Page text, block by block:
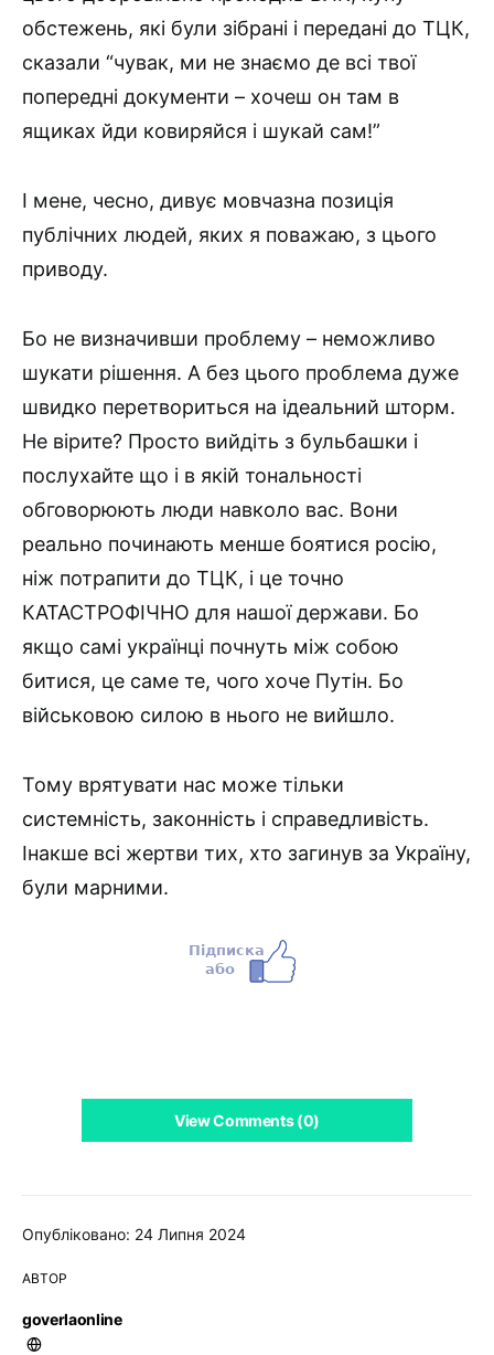
Опубліковано: 24 Липня 2024
АВТОР
goverlaonline
обстежень, які були зібрані і передані до ТЦК,
сказали “чувак, ми не знаємо де всі твої
попередні документи – хочеш он там в
ящиках йди ковиряйся і шукай сам!”
І мене, чесно, дивує мовчазна позиція
публічних людей, яких я поважаю, з цього
приводу.
Бо не визначивши проблему – неможливо
шукати рішення. А без цього проблема дуже
швидко перетвориться на ідеальний шторм.
Не вірите? Просто вийдіть з бульбашки і
послухайте що і в якій тональності
обговорюють люди навколо вас. Вони
реально починають менше боятися росію,
ніж потрапити до ТЦК, і це точно
КАТАСТРОФІЧНО для нашої держави. Бо
якщо самі українці почнуть між собою
битися, це саме те, чого хоче Путін. Бо
військовою силою в нього не вийшло.
Тому врятувати нас може тільки
системність, законність і справедливість.
Інакше всі жертви тих, хто загинув за Україну,
були марними.
View Comments (0)